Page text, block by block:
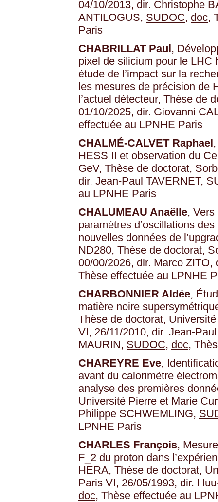
04/10/2013, dir. Christophe
ANTILOGUS, SUDOC, doc,
Paris
CHABRILLAT Paul,
pixel de silicium pour le LHC
étude de l’impact sur la
les mesures de précision de
l’actuel détecteur, Thèse de
01/10/2025, dir. Giovanni
effectuée au LPNHE Paris
CHALMÉ-CALVET Raphael
HESS II et observation du
GeV, Thèse de doctorat,
dir. Jean-Paul TAVERNET,
au LPNHE Paris
CHALUMEAU Anaëlle,
paramètres d’oscillations
nouvelles données de
ND280, Thèse de doctorat,
00/00/2026, dir. Marco
Thèse effectuée au LPNHE
CHARBONNIER Aldée,
matière noire
Thèse de doctorat,
VI, 26/11/2010, dir. Jean-
MAURIN, SUDOC, doc,
CHAREYRE Eve,
avant du calorimètre
analyse des premières
Université Pierre et Marie
Philippe SCHWEMLING,
LPNHE Paris
CHARLES François,
F_2 du proton dans
HERA, Thèse de doctorat,
Paris VI, 26/05/1993, dir.
doc, Thèse effectuée au